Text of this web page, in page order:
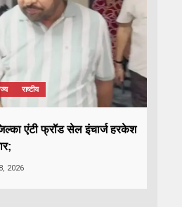
राष्टीय
एंटी फ्रॉड सेल इंचार्ज हरकेश
2026